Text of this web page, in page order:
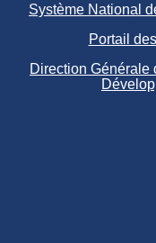
Système National
Portail
Direction Générale